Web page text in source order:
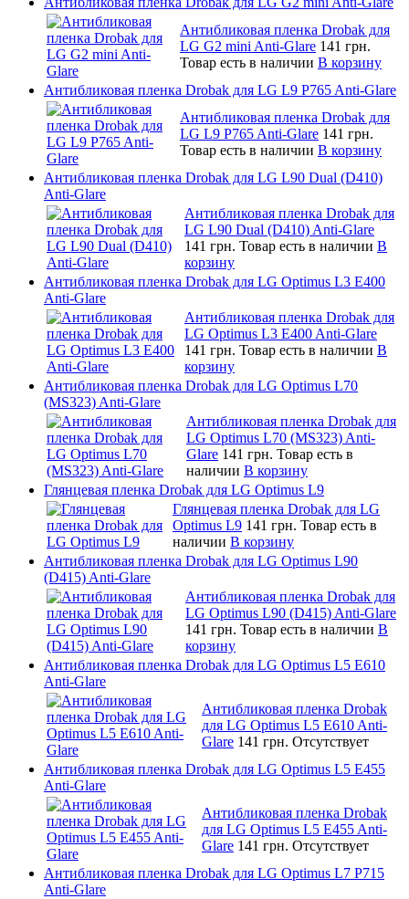
Антибликовая пленка Drobak для
LG G2 mini Anti-Glare 141 грн.
Товар есть в наличии В корзину
Антибликовая пленка Drobak для LG L9 P765 Anti-Glare
Антибликовая пленка Drobak для
LG L9 P765 Anti-Glare 141 грн.
Товар есть в наличии В корзину
Антибликовая пленка Drobak для LG L90 Dual (D410)
Anti-Glare
Антибликовая пленка Drobak для
LG L90 Dual (D410) Anti-Glare
141 грн. Товар есть в наличии В
корзину
Антибликовая пленка Drobak для LG Optimus L3 E400
Anti-Glare
Антибликовая пленка Drobak для
LG Optimus L3 E400 Anti-Glare
141 грн. Товар есть в наличии В
корзину
Антибликовая пленка Drobak для LG Optimus L70
(MS323) Anti-Glare
Антибликовая пленка Drobak для
LG Optimus L70 (MS323) Anti-
Glare 141 грн. Товар есть в
наличии В корзину
Глянцевая пленка Drobak для LG Optimus L9
Глянцевая пленка Drobak для LG
Optimus L9 141 грн. Товар есть в
наличии В корзину
Антибликовая пленка Drobak для LG Optimus L90
(D415) Anti-Glare
Антибликовая пленка Drobak для
LG Optimus L90 (D415) Anti-Glare
141 грн. Товар есть в наличии В
корзину
Антибликовая пленка Drobak для LG Optimus L5 E610
Anti-Glare
Антибликовая пленка Drobak
для LG Optimus L5 E610 Anti-
Glare 141 грн. Отсутствует
Антибликовая пленка Drobak для LG Optimus L5 E455
Anti-Glare
Антибликовая пленка Drobak
для LG Optimus L5 E455 Anti-
Glare 141 грн. Отсутствует
Антибликовая пленка Drobak для LG Optimus L7 P715
Anti-Glare